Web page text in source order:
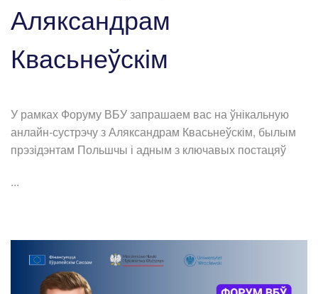
Аляксандрам
Квасьнеўскім
У рамках Форуму ВБУ запрашаем вас на ўнікальную
анлайн-сустрэчу з Аляксандрам Квасьнеўскім, былым
прэзідэнтам Польшчы і адным з ключавых постацяў
...